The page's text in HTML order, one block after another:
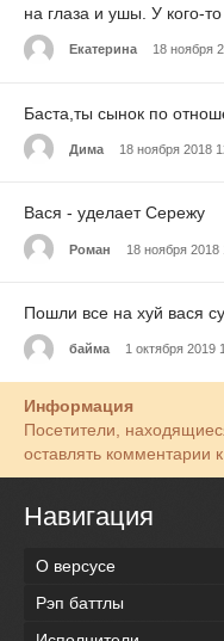
на глаза и ушы. У кого-
Екатерина 18 ноября
Баста,ты сынок по
Дима 18 ноября 2018
Вася - уделает Сережу
Роман 18 ноября 2018
Пошли все на хуй вася
байма 1 октября 2019
Информация
Посетители,
оставлять комментарии
Навигация
О версусе
Рэп баттлы